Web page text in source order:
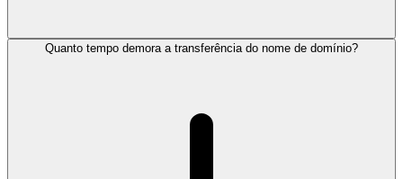
Quanto tempo demora a transferência do nome de domínio?